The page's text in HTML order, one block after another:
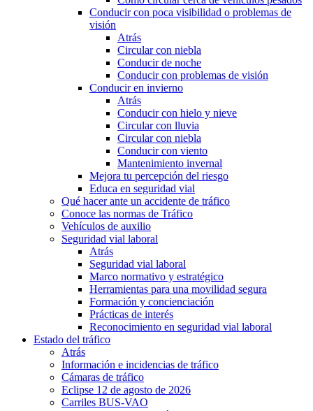
Conducir con poca visibilidad o problemas de
visión
Atrás
Circular con niebla
Conducir de noche
Conducir con problemas de visión
Conducir en invierno
Atrás
Conducir con hielo y nieve
Circular con lluvia
Circular con niebla
Conducir con viento
Mantenimiento invernal
Mejora tu percepción del riesgo
Educa en seguridad vial
Qué hacer ante un accidente de tráfico
Conoce las normas de Tráfico
Vehículos de auxilio
Seguridad vial laboral
Atrás
Seguridad vial laboral
Marco normativo y estratégico
Herramientas para una movilidad segura
Formación y concienciación
Prácticas de interés
Reconocimiento en seguridad vial laboral
Estado del tráfico
Atrás
Información e incidencias de tráfico
Cámaras de tráfico
Eclipse 12 de agosto de 2026
Carriles BUS-VAO